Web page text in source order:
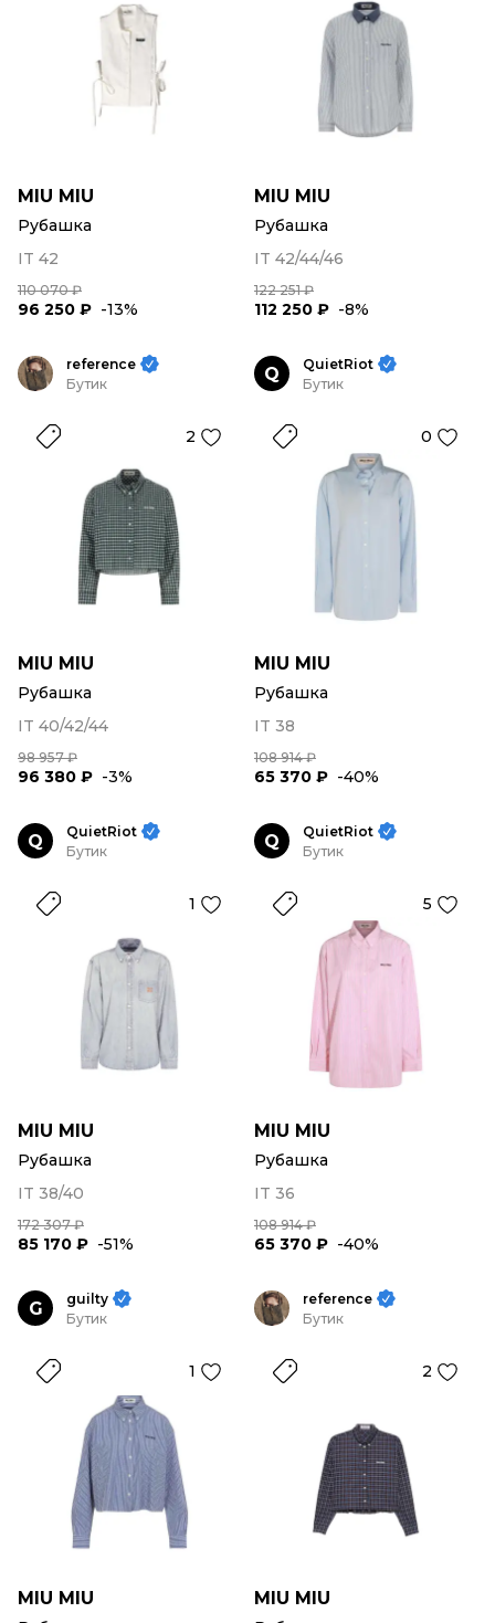
MIU MIU
Рубашка
IT 42
110 070 ₽
96 250 ₽ -13%
MIU MIU
Рубашка
IT 42/44/46
122 251 ₽
112 250 ₽ -8%
reference
Бутик
2
MIU MIU
Рубашка
IT 40/42/44
98 957 ₽
96 380 ₽ -3%
Q
QuietRiot
Бутик
0
MIU MIU
Рубашка
IT 38
108 914 ₽
65 370 ₽ -40%
Q
QuietRiot
Бутик
1
MIU MIU
Рубашка
IT 38/40
172 307 ₽
85 170 ₽ -51%
Q
QuietRiot
Бутик
5
MIU MIU
Рубашка
IT 36
108 914 ₽
65 370 ₽ -40%
G
guilty
Бутик
1
MIU MIU
reference
Бутик
2
MIU MIU